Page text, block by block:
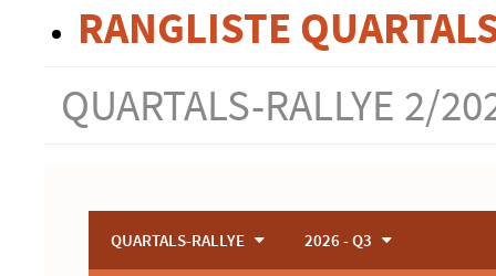
RANGLISTE
QUARTALS-RALLYE 2/
QUARTALS-RALLYE 2026 - Q3